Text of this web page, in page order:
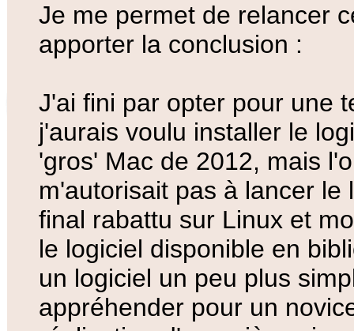
Je me permet de relancer
apporter la conclusion :
J'ai fini par opter pour une
j'aurais voulu installer le
'gros' Mac de 2012, mais
m'autorisait pas à lancer le
final rabattu sur Linux et
le logiciel disponible en
un logiciel un peu plus
appréhender pour un